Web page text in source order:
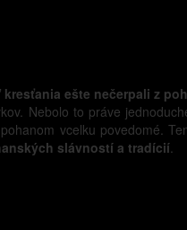
ešte nečerpali z
Nebolo to práve
vcelku povedomé.
slávností a tradícií.